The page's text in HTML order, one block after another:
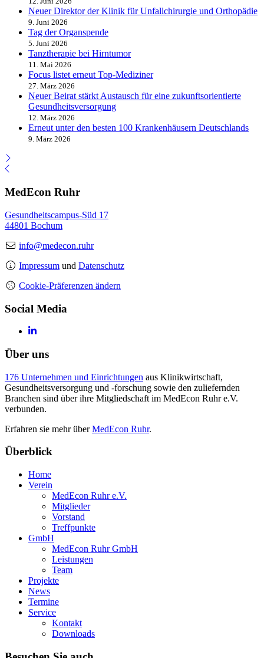
Neuer Direktor der Klinik für Unfallchirurgie und Orthopädie
9. Juni 2026
Tag der Organspende
5. Juni 2026
Tanztherapie bei Hirntumor
11. Mai 2026
Focus listet erneut Top-Mediziner
27. März 2026
Neuer Beirat stärkt Austausch für eine zukunftsorientierte
Gesundheitsversorgung
12. März 2026
Erneut unter den besten 100 Krankenhäusern Deutschlands
9. März 2026
MedEcon Ruhr
Gesundheitscampus-Süd 17
44801 Bochum
info@medecon.ruhr
Impressum und Datenschutz
Cookie-Präferenzen ändern
Social Media
Über uns
176 Unternehmen und Einrichtungen aus Klinikwirtschaft,
Gesundheitsversorgung und -forschung sowie den zuliefernden
Branchen sind über ihre Mitgliedschaft im MedEcon Ruhr e.V.
verbunden.
Erfahren sie mehr überMedEcon Ruhr.
Überblick
Home
Verein
MedEcon Ruhr e.V.
Mitglieder
Vorstand
Treffpunkte
GmbH
MedEcon Ruhr GmbH
Leistungen
Team
Projekte
News
Termine
Service
Kontakt
Downloads